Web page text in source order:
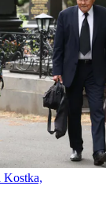
Kostka,